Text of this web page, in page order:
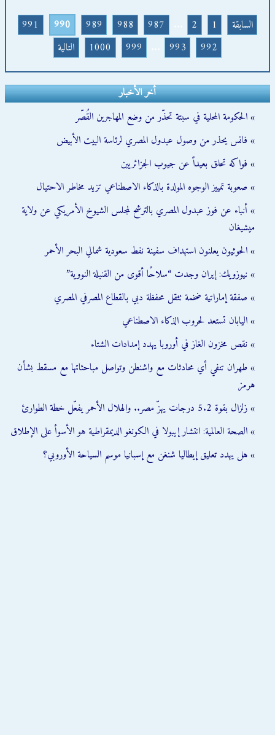
السابقة 1
2
987
988
989
990
991
992
993
999
1000 التالية
أخر الأخبار
» الحكومة المحلية في سبتة تحذّر من وضع المهاجرين القُصّر
» فانس يحذر من وصول عبدول المصري لرئاسة البيت الأبيض
» فواكه تحلق بعيداً عن جيوب الجزائريين
» صعوبة تمييز الوجوه المولدة بالذكاء الاصطناعي تزيد مخاطر الاحتيال
» أنباء عن فوز عبدول المصري بالترشح لمجلس الشيوخ الأمريكي عن ولاية
ميشيغان
» الحوثيون يعلنون استهداف سفينة نفط سعودية شمالي البحر الأحمر
» نيوزويك: إيران وجدت “سلاحًا أقوى من القنبلة النووية”
» صفقة إماراتية ضخمة تثقل محفظة دبي بالقطاع المصرفي المصري
» اليابان تستعد لحروب الذكاء الاصطناعي
» نقص مخزون الغاز في أوروبا يهدد إمدادات الشتاء
» طهران تنفي أي محادثات مع واشنطن وتواصل مباحثاتها مع مسقط بشأن
هرمز
» زلزال بقوة 5.2 درجات يهزّ مصر.. والهلال الأحمر يفعّل خطة الطوارئ
» الصحة العالمية: انتشار إيبولا في الكونغو الديمقراطية هو الأسوأ على الإطلاق
» هل يهدد تعليق إيطاليا شنغن مع إسبانيا موسم السياحة الأوروبي؟